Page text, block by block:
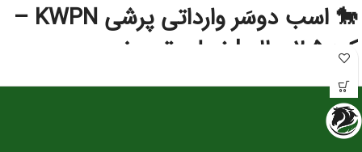
🐎 اسب دوسَر وارداتی پرشی KWPN –
کره ۲.۵ ساله | نسل‌برتر مخصوص
آینده‌سازان پرش
این کره دوسَر وارداتی
پرورش‌دهندگانی است که به‌دنبال اسبی با